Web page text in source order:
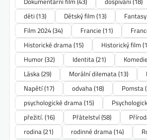
děti (13) Dětský film (13) Fantasy
Film 2024(34) Francie (11)
Historické drama(15) Historický film
Humor(32) Identita(21) Komedie
Láska(29) Morální dilemata(13)
Napětí(17) odvaha(18) Pomsta
psychologické drama(15)
přežití. (16) Přátelství(58)
rodina(21) rodinné drama(14)